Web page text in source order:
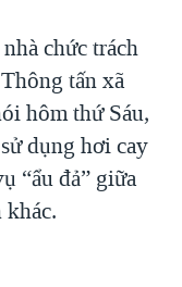
chức trách
tấn xã
hôm thứ Sáu,
dụng hơi cay
“ẩu đả” giữa